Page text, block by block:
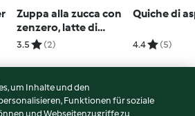
Zuppa alla zucca con
zenzero, latte di
cocco e ceci tostati
3.5 (2)
Quiche di
4.4 (5)
um Inhalte und den
Funktionen für soziale
und Webseitenzugriffe zu